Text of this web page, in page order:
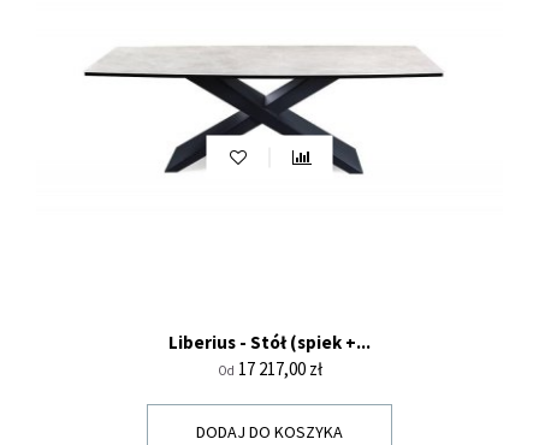
Liberius - Stół (spiek +...
Od Cena
17 217,00 zł
DODAJ DO KOSZYKA